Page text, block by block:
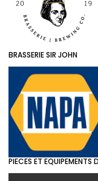
BRASSERIE SIR JOHN
PIECES ET EQUIPEMENTS